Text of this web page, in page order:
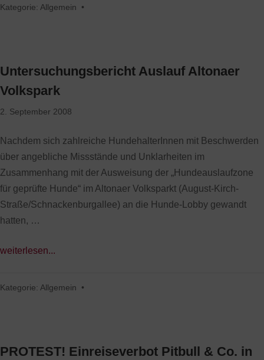
Kategorie: Allgemein •
Untersuchungsbericht Auslauf Altonaer
Volkspark
2. September 2008
Nachdem sich zahlreiche HundehalterInnen mit Beschwerden
über angebliche Missstände und Unklarheiten im
Zusammenhang mit der Ausweisung der „Hundeauslaufzone
für geprüfte Hunde“ im Altonaer Volksparkt (August-Kirch-
Straße/Schnackenburgallee) an die Hunde-Lobby gewandt
hatten, …
weiterlesen...
Kategorie: Allgemein •
PROTEST! Einreiseverbot Pitbull & Co. in